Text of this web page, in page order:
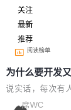
关注
最新
推荐
阅读榜单
为什么要开发
说实话，每次有
Sider、Copilot
席WC